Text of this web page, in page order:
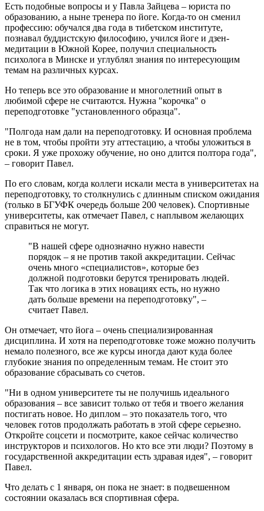
Есть подобные вопросы и у Павла Зайцева – юриста по
образованию, а ныне тренера по йоге. Когда-то он сменил
профессию: обучался два года в тибетском институте,
познавал буддистскую философию, учился йоге и дзен-
медитации в Южной Корее, получил специальность
психолога в Минске и углублял знания по интересующим
темам на различных курсах.
Но теперь все это образование и многолетний опыт в
любимой сфере не считаются. Нужна "корочка" о
переподготовке "установленного образца".
"Полгода нам дали на переподготовку. И основная проблема
не в том, чтобы пройти эту аттестацию, а чтобы уложиться в
сроки. Я уже прохожу обучение, но оно длится полтора года",
– говорит Павел.
По его словам, когда коллеги искали места в университетах на
переподготовку, то столкнулись с длинным списком ожидания
(только в БГУФК очередь больше 200 человек). Спортивные
университеты, как отмечает Павел, с наплывом желающих
справиться не могут.
"В нашей сфере однозначно нужно навести
порядок – я не против такой аккредитации. Сейчас
очень много «специалистов», которые без
должной подготовки берутся тренировать людей.
Так что логика в этих новациях есть, но нужно
дать больше времени на переподготовку", –
считает Павел.
Он отмечает, что йога – очень специализированная
дисциплина. И хотя на переподготовке тоже можно получить
немало полезного, все же курсы иногда дают куда более
глубокие знания по определенным темам. Не стоит это
образование сбрасывать со счетов.
"Ни в одном университете ты не получишь идеального
образования – все зависит только от тебя и твоего желания
постигать новое. Но диплом – это показатель того, что
человек готов продолжать работать в этой сфере серьезно.
Откройте соцсети и посмотрите, какое сейчас количество
инструкторов и психологов. Но кто все эти люди? Поэтому в
государственной аккредитации есть здравая идея", – говорит
Павел.
Что делать с 1 января, он пока не знает: в подвешенном
состоянии оказалась вся спортивная сфера.